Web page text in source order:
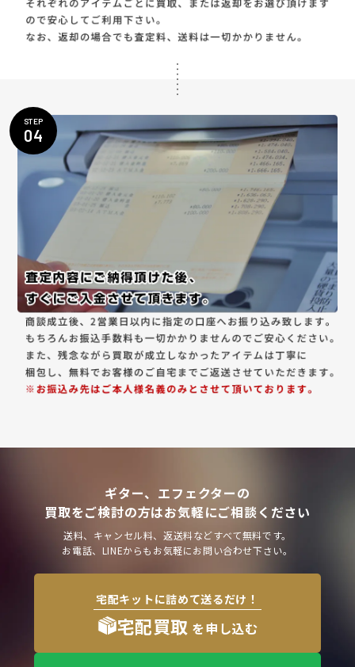
STEP
04
ギター、エフェクターの
買取をご検討の方はお気軽にご相談ください
送料、キャンセル料、返送料などすべて無料です。
お電話、LINEからもお気軽にお問い合わせ下さい。
宅配キットに詰めて送るだけ！
宅配買取 を申し込む